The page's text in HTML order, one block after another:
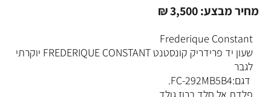
מחיר מבצע: ₪3,500
Frederique Constant
שעון יד פרידריק קונסטנט FREDERIQUE CONSTANT יוקרתי
לגבר
דגם:FC-292MB5B4.